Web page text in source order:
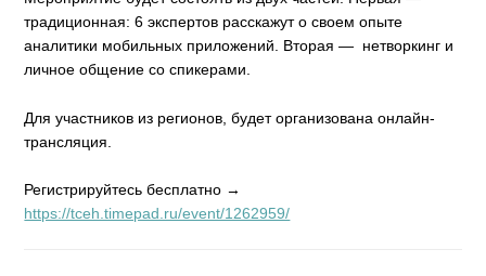
традиционная: 6 экспертов расскажут о своем опыте
аналитики мобильных приложений. Вторая — нетворкинг и
личное общение со спикерами.
Для участников из регионов, будет организована онлайн-
трансляция.
Регистрируйтесь бесплатно →
https://tceh.timepad.ru/event/1262959/